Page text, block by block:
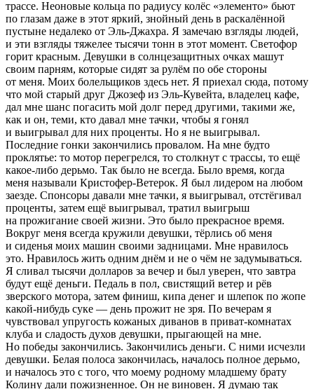
трассе. Неоновые кольца по радиусу колёс «элементо» бьют
по глазам даже в этот яркий, знойный день в раскалённой
пустыне недалеко от Эль-Джахра. Я замечаю взгляды людей,
и эти взгляды тяжелее тысячи тонн в этот момент. Светофор
горит красным. Девушки в солнцезащитных очках машут
своим парням, которые сидят за рулём по обе стороны
от меня. Моих болельщиков здесь нет. Я приехал сюда, потому
что мой старый друг Джозеф из Эль-Кувейта, владелец кафе,
дал мне шанс погасить мой долг перед другими, такими же,
как и он, теми, кто давал мне тачки, чтобы я гонял
и выигрывал для них проценты. Но я не выигрывал.
Последние гонки закончились провалом. На мне будто
проклятье: то мотор перегрелся, то столкнут с трассы, то ещё
какое-либо дерьмо. Так было не всегда. Было время, когда
меня называли Кристофер-Ветерок. Я был лидером на любом
заезде. Спонсоры давали мне тачки, я выигрывал, отстёгивал
проценты, затем ещё выигрывал, тратил выигрыш
на прожигание своей жизни. Это было прекрасное время.
Вокруг меня всегда кружили девушки, тёрлись об меня
и сиденья моих машин своими задницами. Мне нравилось
это. Нравилось жить одним днём и не о чём не задумываться.
Я сливал тысячи долларов за вечер и был уверен, что завтра
будут ещё деньги. Педаль в пол, свистящий ветер и рёв
зверского мотора, затем финиш, кипа денег и шлепок по жопе
какой-нибудь суке — день прожит не зря. По вечерам я
чувствовал упругость кожаных диванов в приват-комнатах
клуба и сладость духов девушки, прыгающей на мне.
Но победы закончились. Закончились деньги. С ними исчезли
девушки. Белая полоса закончилась, началось полное дерьмо,
и началось это с того, что моему родному младшему брату
Колину дали пожизненное. Он не виновен. Я думаю так